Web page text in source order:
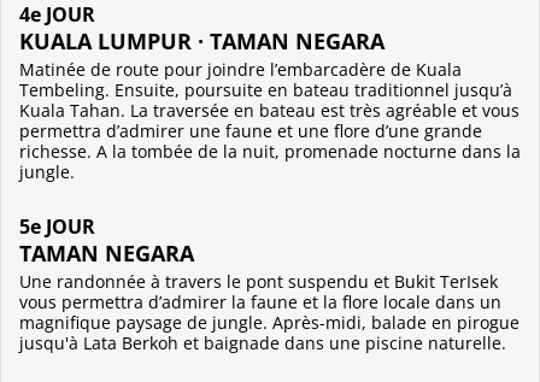
4e JOUR
KUALA LUMPUR · TAMAN NEGARA
Matinée de route pour joindre l’embarcadère de Kuala
Tembeling. Ensuite, poursuite en bateau traditionnel jusqu’à
Kuala Tahan. La traversée en bateau est très agréable et vous
permettra d’admirer une faune et une flore d’une grande
richesse. A la tombée de la nuit, promenade nocturne dans la
jungle.
5e JOUR
TAMAN NEGARA
Une randonnée à travers le pont suspendu et Bukit TerIsek
vous permettra d’admirer la faune et la flore locale dans un
magnifique paysage de jungle. Après-midi, balade en pirogue
jusqu'à Lata Berkoh et baignade dans une piscine naturelle.